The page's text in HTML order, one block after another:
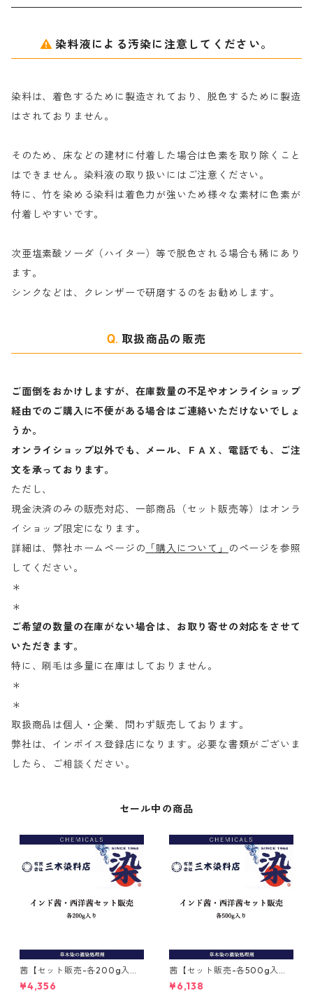
ナ行
ハ行
マ行
粉末顔料
綿・麻を染める染料
絹・羊毛を染める染料
染料液による汚染に注意してください。
染料は、着色するために製造されており、脱色するために製造
はされておりません。
そのため、床などの建材に付着した場合は色素を取り除くこと
はできません。染料液の取り扱いにはご注意ください。
特に、竹を染める染料は着色力が強いため様々な素材に色素が
付着しやすいです。
次亜塩素酸ソーダ（ハイター）等で脱色される場合も稀にあり
ます。
シンクなどは、クレンザーで研磨するのをお勧めします。
取扱商品の販売
ご面倒をおかけしますが、在庫数量の不足やオンライショップ
経由でのご購入に不便がある場合はご連絡いただけないでしょ
うか。
オンライショップ以外でも、メール、ＦＡＸ、電話でも、ご注
文を承っております。
ただし、
現金決済のみの販売対応、一部商品（セット販売等）はオンラ
イショップ限定になります。
詳細は、弊社ホームページの 「購入について」
のページを参照
してください。
＊
＊
ご希望の数量の在庫がない場合は、お取り寄せの対応をさせて
いただきます。
特に、刷毛は多量に在庫はしておりません。
＊
＊
取扱商品は個人・企業、問わず販売しております。
弊社は、インボイス登録店になります。必要な書類がございま
したら、ご相談ください。
セール中の商品
茜【セット販売-各200g入
り】｜インド茜と西洋茜
¥4,356
茜【セット販売-各500g入
り】｜インド茜と西洋茜
¥6,138